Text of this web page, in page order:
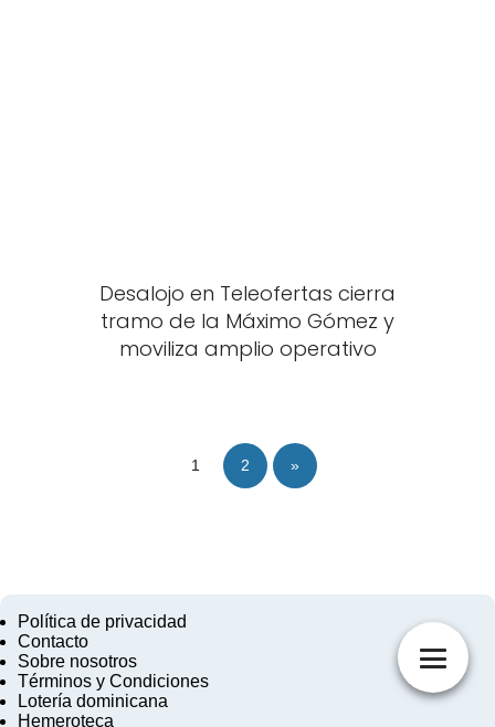
Desalojo en Teleofertas cierra
tramo de la Máximo Gómez y
moviliza amplio operativo
1 2 »
Política de privacidad
Contacto
Sobre nosotros
Términos y Condiciones
Lotería dominicana
Hemeroteca